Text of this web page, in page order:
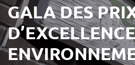
GALA DES